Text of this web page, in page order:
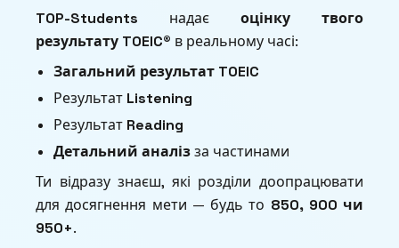
TOP-Students надає оцінку твого
результату TOEIC® в реальному часі:
Загальний результат TOEIC
Результат Listening
Результат Reading
Детальний аналізза частинами
Ти відразу знаєш, які розділи доопрацювати
для досягнення мети — будь то 850, 900 чи
950+.